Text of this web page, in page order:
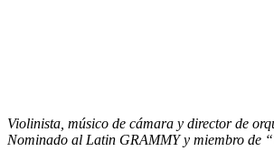
Violinista, músico de cámara y director de
Nominado al Latin GRAMMY y miembro de